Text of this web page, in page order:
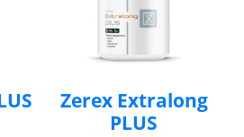
Zerex Extralong
PLUS